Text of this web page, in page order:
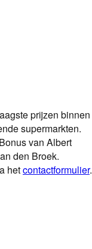
prijzen binnen
supermarkten.
van Albert
den Broek.
hetcontactformulier.